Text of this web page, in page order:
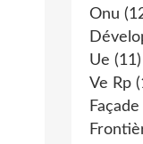
Onu
Ue (11)
Ve Rp